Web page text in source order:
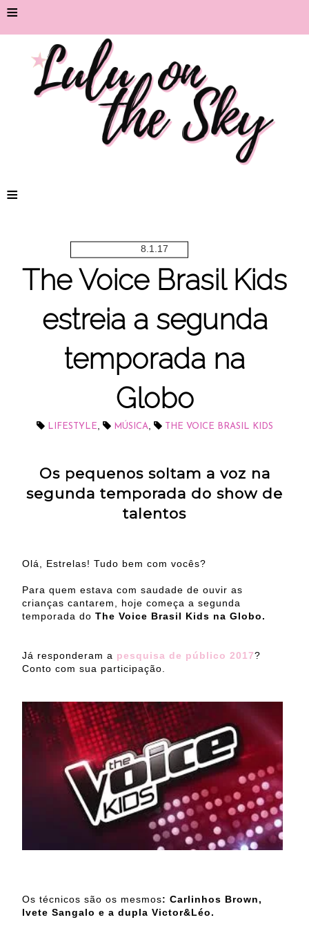
≡
≡
8.1.17
The Voice Brasil Kids
estreia a segunda
temporada na
Globo
LIFESTYLE, MÚSICA, THE VOICE BRASIL KIDS
Os pequenos soltam a voz na
segunda temporada do show de
talentos
Olá, Estrelas! Tudo bem com vocês?
Para quem estava com saudade de ouvir as
crianças cantarem, hoje começa a segunda
temporada do The Voice Brasil Kids na Globo.
Já responderam a pesquisa de público 2017?
Conto com sua participação.
Os técnicos são os mesmos: Carlinhos Brown,
Ivete Sangalo e a dupla Victor&Léo.